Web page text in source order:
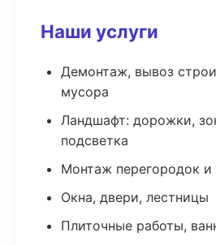
Наши услуги
Демонтаж, вывоз
мусора
Ландшафт: дорожки,
подсветка
Монтаж перегородок и
Окна, двери, лестницы
Плиточные работы,